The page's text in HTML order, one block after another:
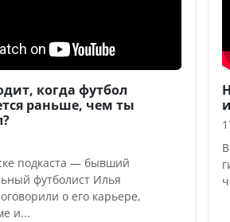
когда футбол
раньше, чем ты
подкаста — бывший
футболист Илья
о его карьере,
и...